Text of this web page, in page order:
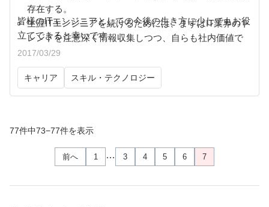
存在する。
生涯ITエンジニアを続けるためには、まずはIT業界のト
レンドを注意深く情報収集しつつ、自らも社内価値で
はなく市場価値をつける努力が必要。さらに所属して
いる会社の将来性を見極めることも重要。
結果、今の会社に不満や不安を感じたのであれば、環
境を変えることも検討。今増えている、「フリーラン
ェントを活用すると役に立つ。
皆様のITエンジニアとしての今後の生き方に少しでもお役
立てできると幸いです。
2017/03/29
キャリア スキル・テクノロジー
77件中73−77件を表示
前へ 1 … 3 4 5 6 7